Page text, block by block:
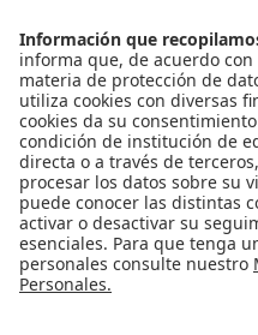
Biblioteca
Eventos
Educación continua
SCOPUS
Decanatura de Estudiantes
WEB OF SCIENCE